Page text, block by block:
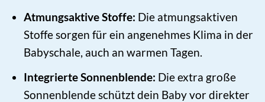
Atmungsaktive Stoffe: Die atmungsaktiven
Stoffe sorgen für ein angenehmes Klima in der
Babyschale, auch an warmen Tagen.
Integrierte Sonnenblende: Die extra große
Sonnenblende schützt dein Baby vor direkter